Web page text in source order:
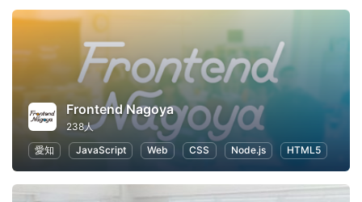
Frontend Nagoya
238人
愛知
JavaScript Web CSS Node.js HTML5